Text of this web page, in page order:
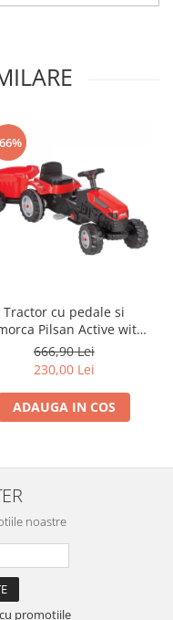
Tractor cu pedale si
Pilsan Active with
Trailer 07-316 red
666,90 Lei
230,00 Lei
ADAUGA IN COS
noastre
promotiile